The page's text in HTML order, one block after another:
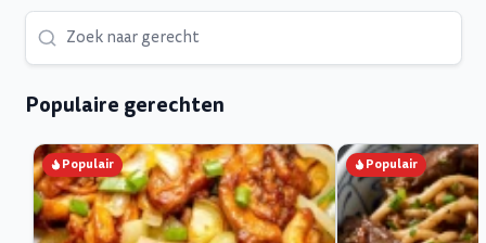
Populaire gerechten
Populair Populair